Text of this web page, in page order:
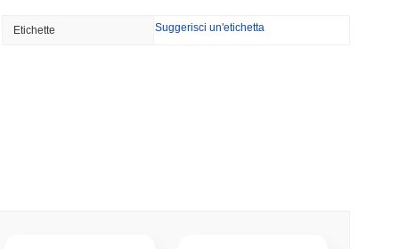
del GENIUS Act...
Etichette Suggerisci un'etichetta